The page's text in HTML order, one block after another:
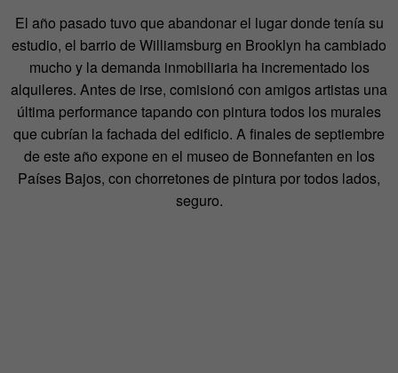
El año pasado tuvo que abandonar el lugar donde tenía su
estudio, el barrio de Williamsburg en Brooklyn ha cambiado
mucho y la demanda inmobiliaria ha incrementado los
alquileres. Antes de irse, comisionó con amigos artistas una
última performance tapando con pintura todos los murales
que cubrían la fachada del edificio. A finales de septiembre
de este año expone en el museo de Bonnefanten en los
Países Bajos, con chorretones de pintura por todos lados,
seguro.